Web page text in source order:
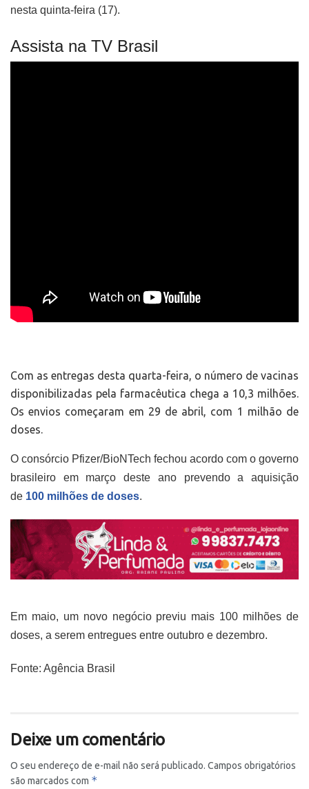
nesta quinta-feira (17).
Assista na TV Brasil
Com as entregas desta quarta-feira, o número de vacinas
disponibilizadas pela farmacêutica chega a 10,3 milhões.
Os envios começaram em 29 de abril, com 1 milhão de
doses.
O consórcio Pfizer/BioNTech fechou acordo com o governo
brasileiro em março deste ano prevendo a aquisição
de 100 milhões de doses.
Em maio, um novo negócio previu mais 100 milhões de
doses, a serem entregues entre outubro e dezembro.
Fonte: Agência Brasil
Deixe um comentário
O seu endereço de e-mail não será publicado. Campos obrigatórios
são marcados com *